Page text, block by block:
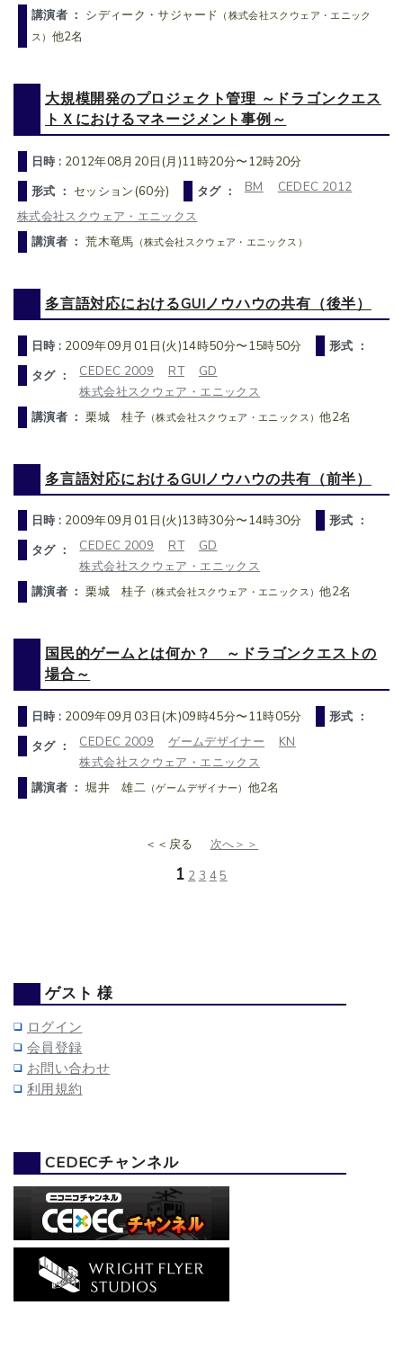
講演者 ： シディーク・サジャード （株式会社スクウェア・エニック
ス） 他2名
大規模開発のプロジェクト管理 ～ドラゴンクエス
トＸにおけるマネージメント事例～
日時 : 2012年08月20日(月)11時20分〜12時20分
形式 ： セッション(60分) タグ ： BM
CEDEC 2012
株式会社スクウェア・エニックス
講演者 ：荒木竜馬 （株式会社スクウェア・エニックス）
多言語対応におけるGUIノウハウの共有（後半）
日時 : 2009年09月01日(火)14時50分〜15時50分
形式 ：
タグ ：
CEDEC 2009 RT
GD
株式会社スクウェア・エニックス
講演者 ：栗城 桂子 （株式会社スクウェア・エニックス）他2名
多言語対応におけるGUIノウハウの共有（前半）
日時 : 2009年09月01日(火)13時30分〜14時30分
形式 ：
タグ ：
CEDEC 2009 RT
GD
株式会社スクウェア・エニックス
講演者 ：栗城 桂子 （株式会社スクウェア・エニックス）他2名
国民的ゲームとは何か？ ～ドラゴンクエストの
場合～
日時 : 2009年09月03日(木)09時45分〜11時05分
形式 ：
タグ ：
CEDEC 2009 ゲームデザイナー
KN
株式会社スクウェア・エニックス
講演者 ：堀井 雄二 （ゲームデザイナー） 他2名
＜＜戻る 次へ＞＞
1 2 3 4 5
ゲスト 様
ログイン
会員登録
お問い合わせ
利用規約
CEDECチャンネル